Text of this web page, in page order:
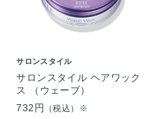
サロンスタイル
サロンスタイル ヘアワック
ス （ウェーブ）
732円
（税込）※